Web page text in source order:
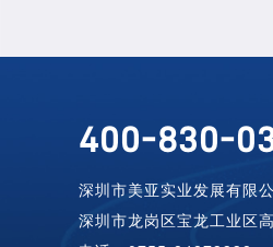
400-830-
深圳市美亚实业发展有限
深圳市龙岗区宝龙工业区